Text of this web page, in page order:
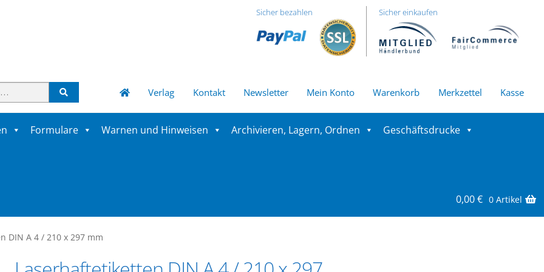
Sicher bezahlen Sicher einkaufen
Verlag Kontakt Newsletter Mein Konto Warenkorb Merkzettel Kasse
Formulare Warnen und Hinweisen Archivieren, Lagern, Ordnen Geschäftsdrucke
0,00€ 0 Artikel
DIN A 4 / 210 x 297 mm